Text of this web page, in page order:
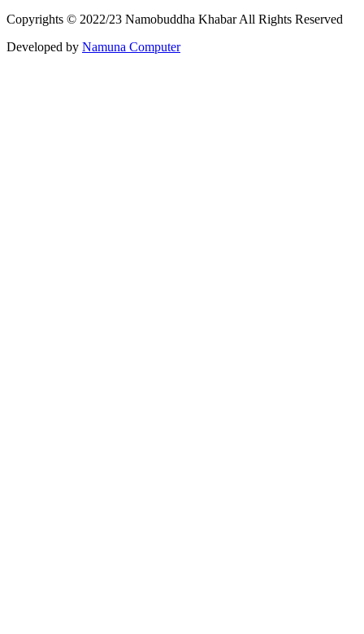
Copyrights © 2022/23 Namobuddha Khabar All Rights Reserved
Developed by Namuna Computer